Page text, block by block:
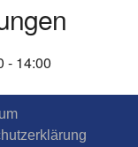
- 14:00